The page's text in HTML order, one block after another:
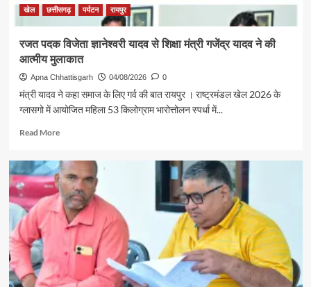
संभाग
श्रद्धालु
भारत
गौरव
से
रामलला
के
दर्शन
के
लिए
रवाना
खेल छत्तीसगढ़ पर्यटन रायपुर
रजत पदक विजेता ज्ञानेश्वरी यादव से शिक्षा मंत्री गजेंद्र यादव ने की
आत्मीय मुलाकात
Apna Chhattisgarh 04/08/2026 0
मंत्री यादव ने कहा समाज के लिए गर्व की बात रायपुर । राष्ट्रमंडल खेल 2026 के
ग्लासगो में आयोजित महिला 53 किलोग्राम भारोत्तोलन स्पर्धा में...
Read MoreRead
रजत
पदक
विजेता
ज्ञानेश्वरी
यादव
मंत्री
गजेंद्र